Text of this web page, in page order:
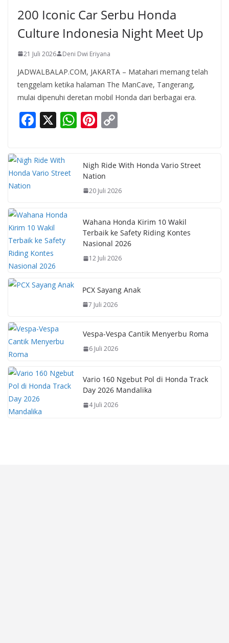
200 Iconic Car Serbu Honda
Culture Indonesia Night Meet Up
21 Juli 2026 Deni Dwi Eriyana
JADWALBALAP.COM, JAKARTA – Matahari memang telah
tenggelam ketika halaman The ManCave, Tangerang,
mulai dipenuhi deretan mobil Honda dari berbagai era.
F
e
b
k
X W
s
A
p
Pi
e
st
y
Li
k
Nigh Ride With Honda Vario Street
Nation
20 Juli 2026
Wahana Honda Kirim 10 Wakil
Terbaik ke Safety Riding Kontes
Nasional 2026
12 Juli 2026
PCX Sayang Anak
7 Juli 2026
Vespa-Vespa Cantik Menyerbu Roma
6 Juli 2026
Vario 160 Ngebut Pol di Honda Track
Day 2026 Mandalika
4 Juli 2026